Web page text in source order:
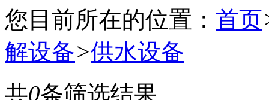
您目前所在的位置： 首页
解设备>供水设备
共0条筛选结果